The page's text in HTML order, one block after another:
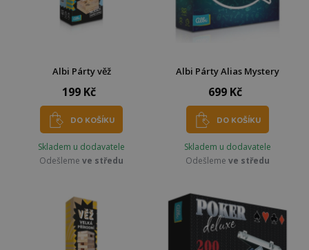
Albi Párty věž
199 Kč
DO KOŠÍKU
Skladem u dodavatele
Odešleme ve středu
Albi Párty Alias Mystery
699 Kč
DO KOŠÍKU
Skladem u dodavatele
Odešleme ve středu